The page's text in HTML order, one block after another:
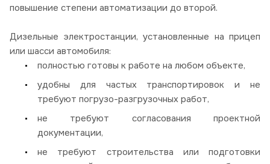
повышение степени автоматизации до второй.
Дизельные электростанции, установленные на прицеп
или шасси автомобиля:
полностью готовы к работе на любом объекте,
удобны для частых транспортировок и не
требуют погрузо-разгрузочных работ,
не требуют согласования проектной
документации,
не требуют строительства или подготовки